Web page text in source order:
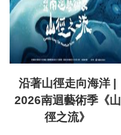
沿著山徑走向海洋 |
2026南迴藝術季《山
徑之流》